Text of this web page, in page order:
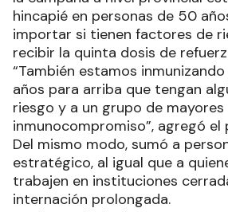
sanitario de Formosa, a la vez
trabajo del personal sanitario y
En ese marco, el director del
Gregorio Bertuol, señaló que
la campaña a nivel provincial
hincapié en personas de 50
importar si tienen factores de
recibir la quinta dosis de
“También estamos inmunizando
años para arriba que tengan
riesgo y a un grupo de mayores